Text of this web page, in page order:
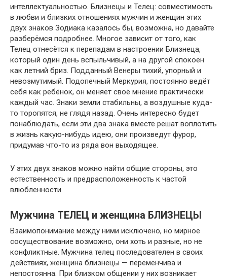
интеллектуальностью. Близнецы и Телец: совместимость
в любви и близких отношениях мужчин и женщин этих
двух знаков Зодиака казалось бы, возможна, но давайте
разберёмся подробнее. Многое зависит от того, как
Телец отнесётся к перепадам в настроении Близнеца,
который один день вспыльчивый, а на другой спокоен
как летний бриз. Подданный Венеры тихий, упорный и
невозмутимый. Подопечный Меркурия, постоянно ведёт
себя как ребёнок, он меняет своё мнение практически
каждый час. Знаки земли стабильны, а воздушные куда-
то торопятся, не глядя назад. Очень интересно будет
понаблюдать, если эти два знака вместе решат воплотить
в жизнь какую-нибудь идею, они произведут фурор,
придумав что-то из ряда вон выходящее.
У этих двух знаков можно найти общие стороны, это
естественность и предрасположенность к частой
влюбленности.
Мужчина ТЕЛЕЦ и женщина БЛИЗНЕЦЫ
Взаимопонимание между ними исключено, но мирное
сосуществование возможно, они хоть и разные, но не
конфликтные. Мужчина телец последователен в своих
действиях, женщина близнецы — переменчива и
непостоянна. При близком общении у них возникает